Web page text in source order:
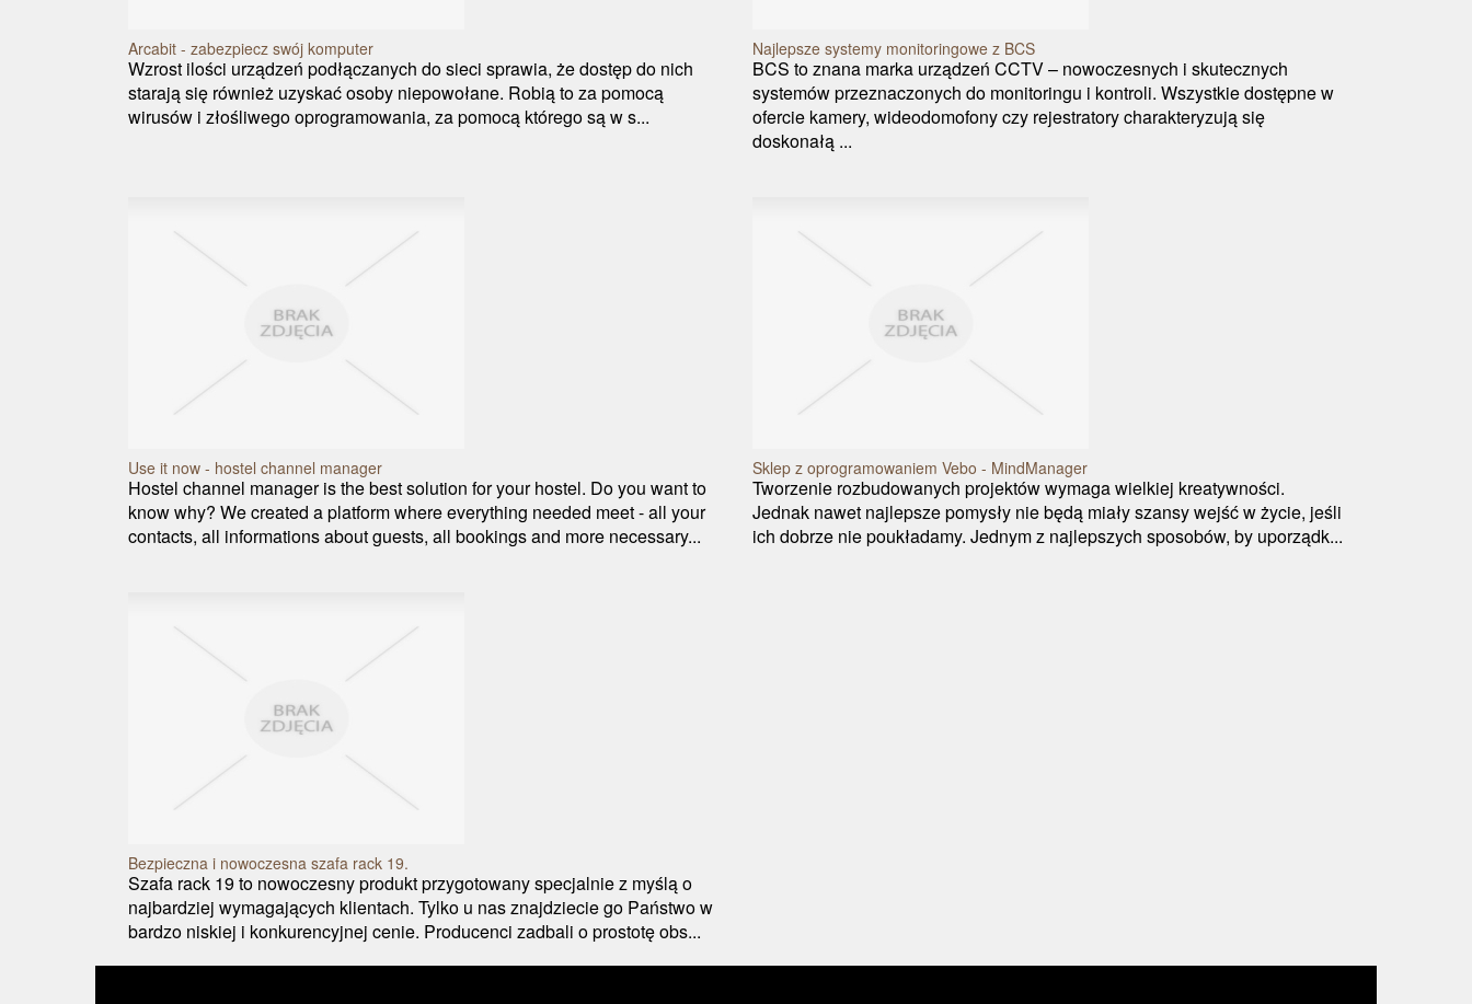
Arcabit - zabezpiecz swój komputer
Wzrost ilości urządzeń podłączanych do sieci sprawia, że dostęp do nich
starają się również uzyskać osoby niepowołane. Robią to za pomocą
wirusów i złośliwego oprogramowania, za pomocą którego są w s...
Najlepsze systemy monitoringowe z BCS
BCS to znana marka urządzeń CCTV – nowoczesnych i skutecznych
systemów przeznaczonych do monitoringu i kontroli. Wszystkie dostępne w
ofercie kamery, wideodomofony czy rejestratory charakteryzują się
doskonałą ...
Use it now - hostel channel manager
Hostel channel manager is the best solution for your hostel. Do you want to
know why? We created a platform where everything needed meet - all your
contacts, all informations about guests, all bookings and more necessary...
Sklep z oprogramowaniem Vebo - MindManager
Tworzenie rozbudowanych projektów wymaga wielkiej kreatywności.
Jednak nawet najlepsze pomysły nie będą miały szansy wejść w życie, jeśli
ich dobrze nie poukładamy. Jednym z najlepszych sposobów, by uporządk...
Bezpieczna i nowoczesna szafa rack 19.
Szafa rack 19 to nowoczesny produkt przygotowany specjalnie z myślą o
najbardziej wymagających klientach. Tylko u nas znajdziecie go Państwo w
bardzo niskiej i konkurencyjnej cenie. Producenci zadbali o prostotę obs...